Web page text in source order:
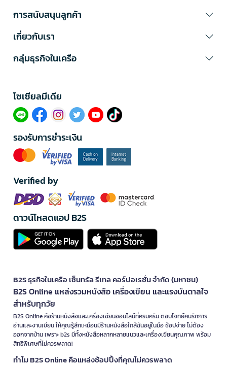
การสนับสนุนลูกค้า
เกี่ยวกับเรา
กลุ่มธุรกิจในเครือ
โซเซียลมีเดีย​
รองรับการชำระเงิน
Verified by
ดาวน์โหลดแอป B2S
B2S ธุรกิจในเครือ เซ็นทรัล รีเทล คอร์ปอเรชั่น จำกัด (มหาชน)
B2S Online แหล่งรวมหนังสือ เครื่องเขียน และแรงบันดาลใจ
สำหรับทุกวัย
B2S Online คือร้านหนังสือและเครื่องเขียนออนไลน์ที่ครบครัน ตอบโจทย์คนรักการ
อ่านและงานเขียน ให้คุณรู้สึกเหมือนมีร้านหนังสือใกล้ฉันอยู่ในมือ ช้อปง่าย ไม่ต้อง
ออกจากบ้าน เพราะ b2s มีทั้งหนังสือหลากหลายแนวและเครื่องเขียนคุณภาพ พร้อม
สิทธิพิเศษที่ไม่ควรพลาด!
ทำไม B2S Online คือแหล่งช้อปปิ้งที่คุณไม่ควรพลาด